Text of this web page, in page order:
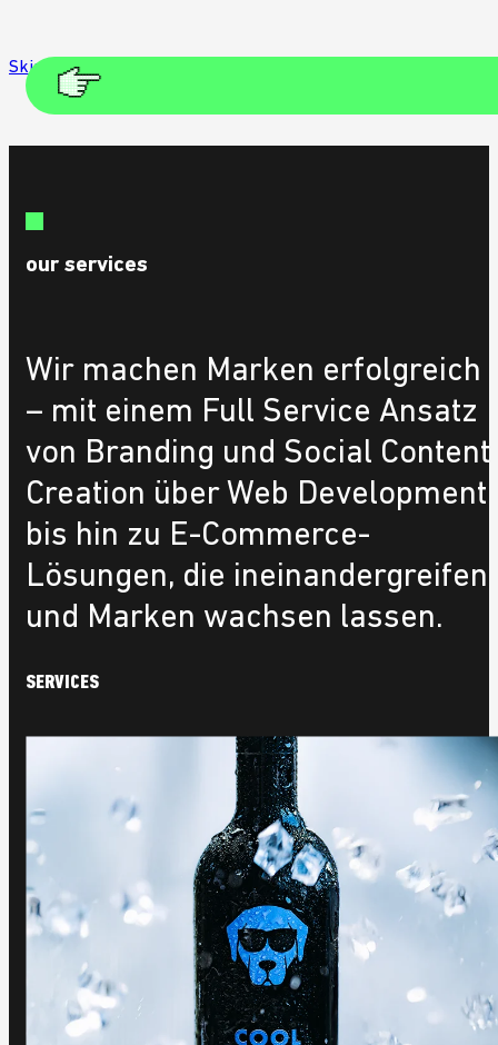
Skip to main content
our services
Wir machen Marken erfolgreich
– mit einem Full Service Ansatz
von Branding und Social Content
Creation über Web Development
bis hin zu E-Commerce-
Lösungen, die ineinandergreifen
und Marken wachsen lassen.
SERVICES